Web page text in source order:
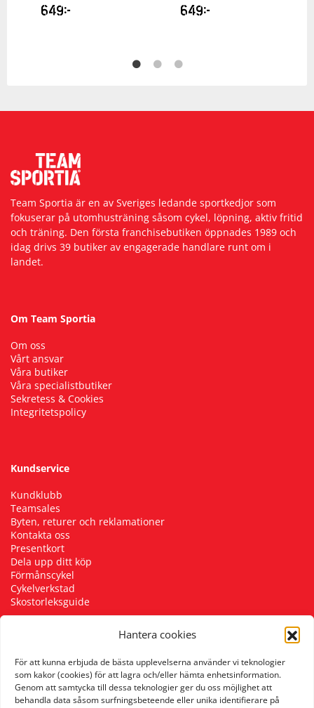
Hantera cookies
För att kunna erbjuda de bästa upplevelserna använder vi teknologier
som kakor (cookies) för att lagra och/eller hämta enhetsinformation.
Genom att samtycka till dessa teknologier ger du oss möjlighet att
behandla data såsom surfningsbeteende eller unika identifierare på
649kr 649kr
Team Sportia är en av Sveriges ledande sportkedjor som
fokuserar på utomhusträning såsom cykel, löpning, aktiv fritid
och träning. Den första franchisebutiken öppnades 1989 och
idag drivs 39 butiker av engagerade handlare runt om i
landet.
Om Team Sportia
Om oss
Vårt ansvar
Våra butiker
Våra specialistbutiker
Sekretess & Cookies
Integritetspolicy
Kundservice
Kundklubb
Teamsales
Byten, returer och reklamationer
Kontakta oss
Presentkort
Dela upp ditt köp
Förmånscykel
Cykelverkstad
Skostorleksguide
Följ oss